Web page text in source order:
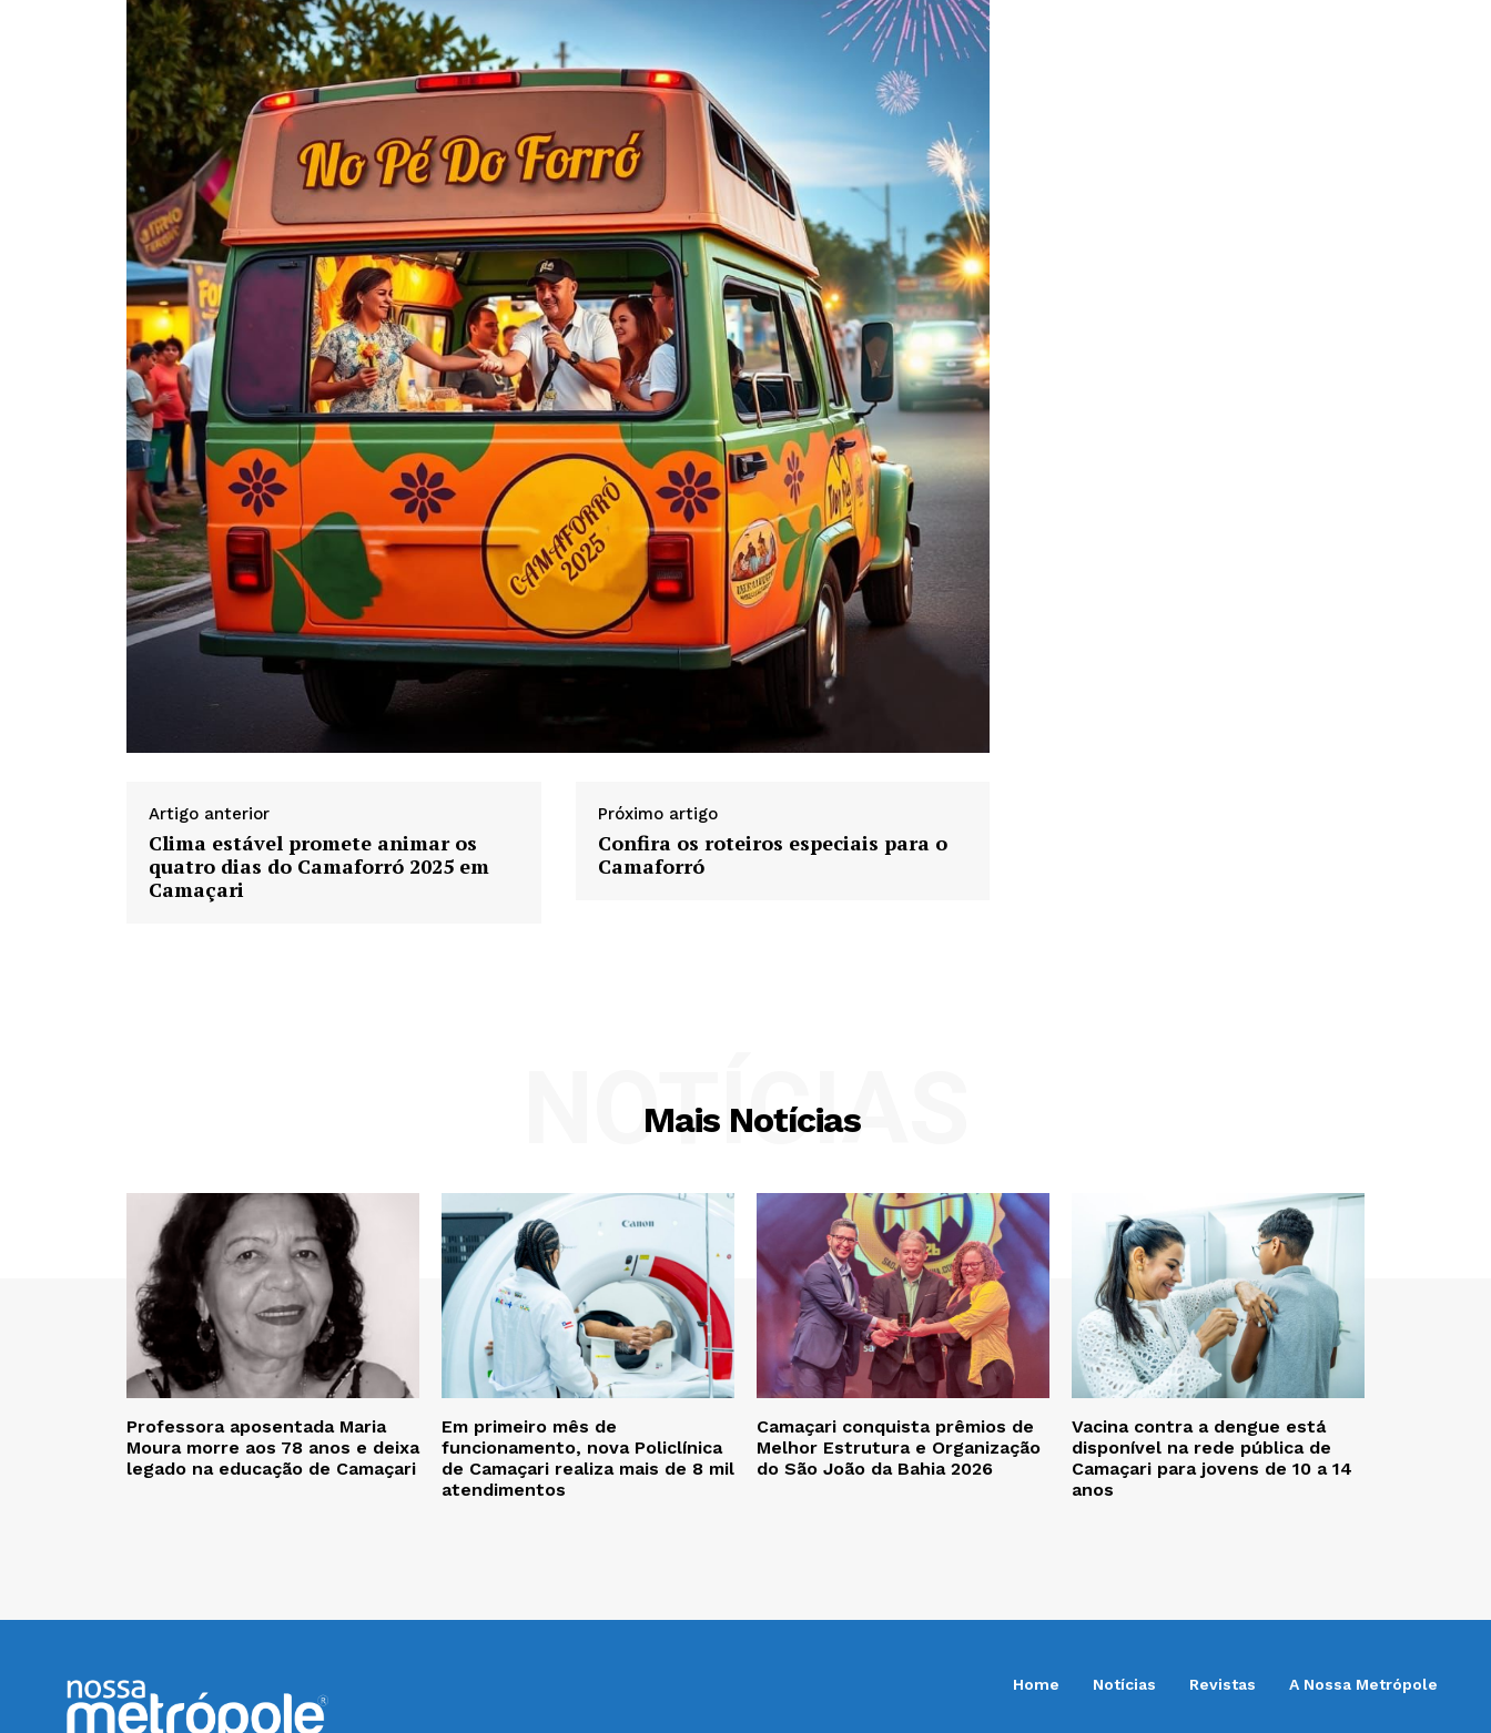
Artigo anterior
Clima estável promete animar os
quatro dias do Camaforró 2025 em
Camaçari
Próximo artigo
Confira os roteiros especiais para o
Camaforró
Mais Notícias
NOTÍCIAS
Professora aposentada Maria
Moura morre aos 78 anos e deixa
legado na educação de Camaçari
Em primeiro mês de
funcionamento, nova Policlínica
de Camaçari realiza mais de 8 mil
atendimentos
Camaçari conquista prêmios de
Melhor Estrutura e Organização
do São João da Bahia 2026
Vacina contra a dengue está
disponível na rede pública de
Camaçari para jovens de 10 a 14
anos
Home Notícias Revistas A Nossa Metrópole